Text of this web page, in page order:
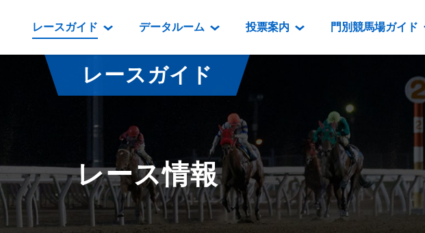
レースガイド
レース情報
払戻金一覧
騎手成績表
馬番成績表
番組・級別表ダウンロード
開催カレンダー
重賞競走体系図
スタリオンシリーズ競走
データルーム
データルーム
騎手・調教師紹介
坂路調教映像
遠征馬情報
映像コンテンツ
重賞競走VTR
重賞競走参考VTR
レースダイジェスト
新馬ダイジェスト
投票案内
電話・インターネット投票
場外発売所
実況・テレホンサービス
発売・払戻
門別競馬場ガイド
門別競馬場情報
門別競馬場グルメ
とねっこジンギスカン
いずみ食堂
ルンビニフードカフェ
勝馬屋
レースガイド
レース情報